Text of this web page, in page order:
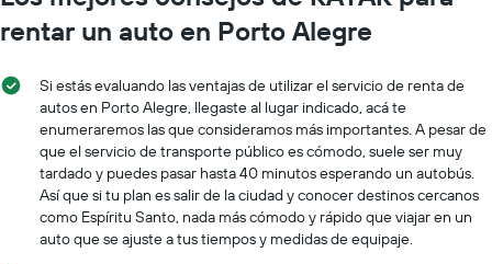
rentar un auto en Porto Alegre
Si estás evaluando las ventajas de utilizar el servicio de renta de
autos en Porto Alegre, llegaste al lugar indicado, acá te
enumeraremos las que consideramos más importantes. A pesar de
que el servicio de transporte público es cómodo, suele ser muy
tardado y puedes pasar hasta 40 minutos esperando un autobús.
Así que si tu plan es salir de la ciudad y conocer destinos cercanos
como Espíritu Santo, nada más cómodo y rápido que viajar en un
auto que se ajuste a tus tiempos y medidas de equipaje.